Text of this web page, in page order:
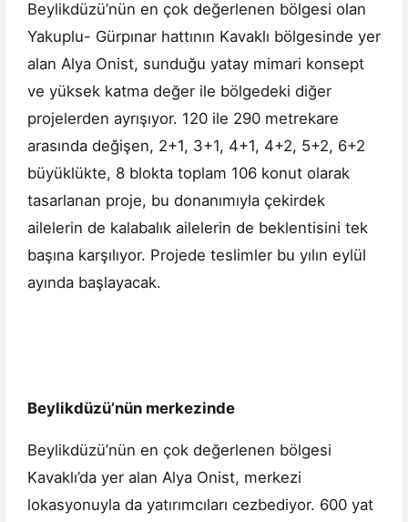
Beylikdüzü’nün en çok değerlenen bölgesi olan
Yakuplu- Gürpınar hattının Kavaklı bölgesinde yer
alan Alya Onist, sunduğu yatay mimari konsept
ve yüksek katma değer ile bölgedeki diğer
projelerden ayrışıyor. 120 ile 290 metrekare
arasında değişen, 2+1, 3+1, 4+1, 4+2, 5+2, 6+2
büyüklükte, 8 blokta toplam 106 konut olarak
tasarlanan proje, bu donanımıyla çekirdek
ailelerin de kalabalık ailelerin de beklentisini tek
başına karşılıyor. Projede teslimler bu yılın eylül
ayında başlayacak.
Beylikdüzü’nün merkezinde
Beylikdüzü’nün en çok değerlenen bölgesi
Kavaklı’da yer alan Alya Onist, merkezi
lokasyonuyla da yatırımcıları cezbediyor. 600 yat